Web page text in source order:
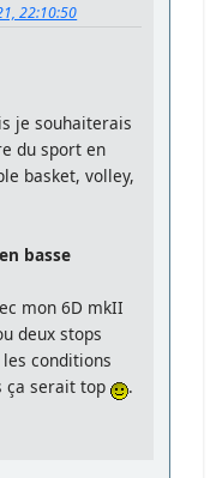
22:10:50
je souhaiterais
du sport en
basket, volley,
basse
mon 6D mkII
deux stops
conditions
ça serait top
.